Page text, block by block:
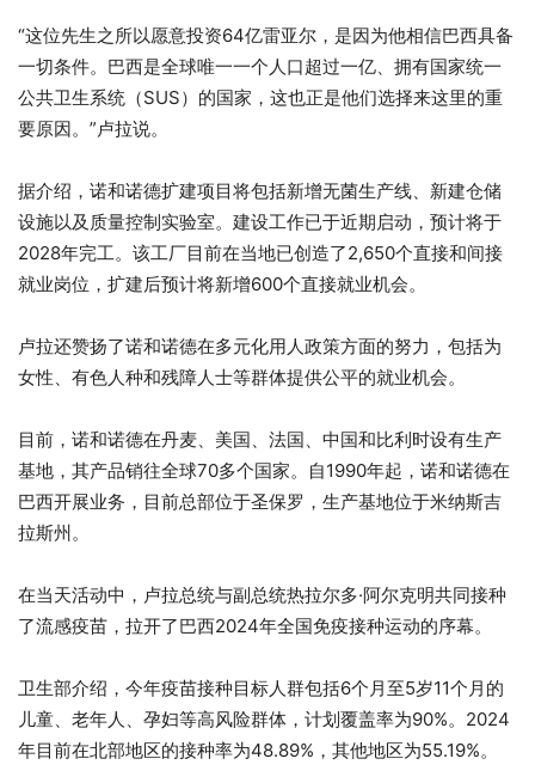
“这位先生之所以愿意投资64亿雷亚尔，是因为他相信巴西具备
一切条件。巴西是全球唯一一个人口超过一亿、拥有国家统一
公共卫生系统（SUS）的国家，这也正是他们选择来这里的重
要原因。”卢拉说。
据介绍，诺和诺德扩建项目将包括新增无菌生产线、新建仓储
设施以及质量控制实验室。建设工作已于近期启动，预计将于
2028年完工。该工厂目前在当地已创造了2,650个直接和间接
就业岗位，扩建后预计将新增600个直接就业机会。
卢拉还赞扬了诺和诺德在多元化用人政策方面的努力，包括为
女性、有色人种和残障人士等群体提供公平的就业机会。
目前，诺和诺德在丹麦、美国、法国、中国和比利时设有生产
基地，其产品销往全球70多个国家。自1990年起，诺和诺德在
巴西开展业务，目前总部位于圣保罗，生产基地位于米纳斯吉
拉斯州。
在当天活动中，卢拉总统与副总统热拉尔多·阿尔克明共同接种
了流感疫苗，拉开了巴西2024年全国免疫接种运动的序幕。
卫生部介绍，今年疫苗接种目标人群包括6个月至5岁11个月的
儿童、老年人、孕妇等高风险群体，计划覆盖率为90%。2024
年目前在北部地区的接种率为48.89%，其他地区为55.19%。